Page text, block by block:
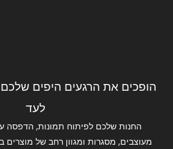
הופכים את הרגעים היפים
לעד
החנות שלכם לפיתוח תמונות, הדפסה
מעוצבים, מסגרות ומגוון רחב של